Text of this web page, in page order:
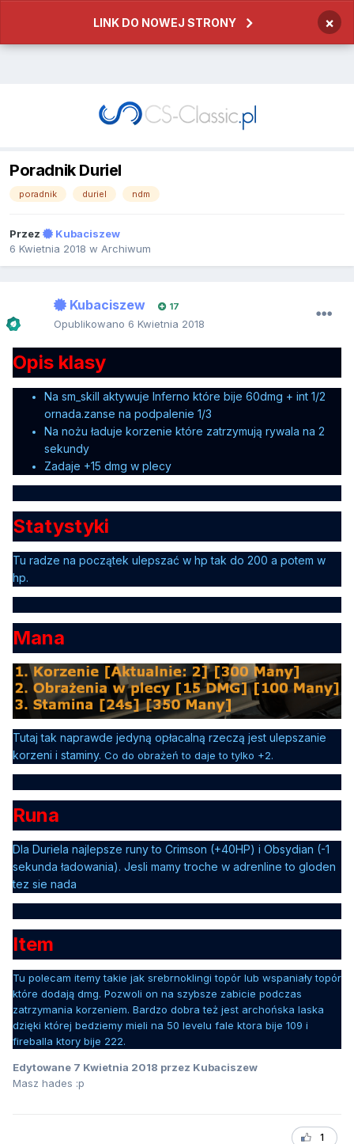
LINK DO NOWEJ STRONY ×
Poradnik Duriel
poradnik duriel ndm
Przez
Kubaciszew
6 Kwietnia 2018 w Archiwum
Kubaciszew 17
Opublikowano 6 Kwietnia 2018
Opis klasy
Na sm_skill aktywuje Inferno które bije 60dmg + int 1/2
ornada.zanse na podpalenie 1/3
Na nożu ładuje korzenie które zatrzymują rywala na 2
sekundy
Zadaje +15 dmg w plecy
Statystyki
Tu radze na początek ulepszać w hp tak do 200 a potem w
hp.
Mana
Tutaj tak naprawde jedyną opłacalną rzeczą jest ulepszanie
korzeni i staminy. Co do obrażeń to daje to tylko +2.
Runa
Dla Duriela najlepsze runy to Crimson (+40HP) i Obsydian (-1
sekunda ładowania). Jesli mamy troche w adrenline to gloden
tez sie nada
Item
Tu polecam itemy takie jak srebrnoklingi topór lub wspaniały topór
które dodają dmg. Pozwoli on na szybsze zabicie podczas
zatrzymania korzeniem. Bardzo dobra też jest archońska laska
dzięki której bedziemy mieli na 50 levelu fale ktora bije 109 i
fireballa ktory bije 222.
Edytowane 7 Kwietnia 2018 przez Kubaciszew
Masz hades :p
1